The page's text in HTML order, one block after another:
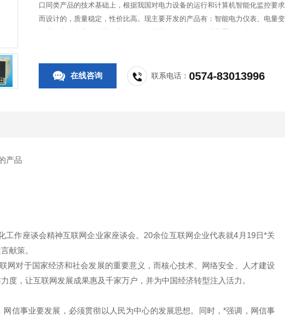
口同类产品的技术基础上，根据我国对电力设备的运行和计算机智能化监控要求
而设计的，质量稳定，性价比高。现主要开发的产品有：智能电力仪表、电量变
送器、电气火灾探测器、电机智能保护器、微机综合保护装置、双电源自动转换
在线咨询 联系电话：0574-83013996
产品
工作座谈会精神互联网企业家座谈会。20余位互联网企业代表就4月19日*关
献策。
对于国家经济和社会发展的重要意义，而核心技术、网络安全、人才建设
度，让互联网发展成果惠及千家万户，并为中国经济转型注入活力。
事业要发展，必须贯彻以人民为中心的发展思想。同时，*强调，网信事